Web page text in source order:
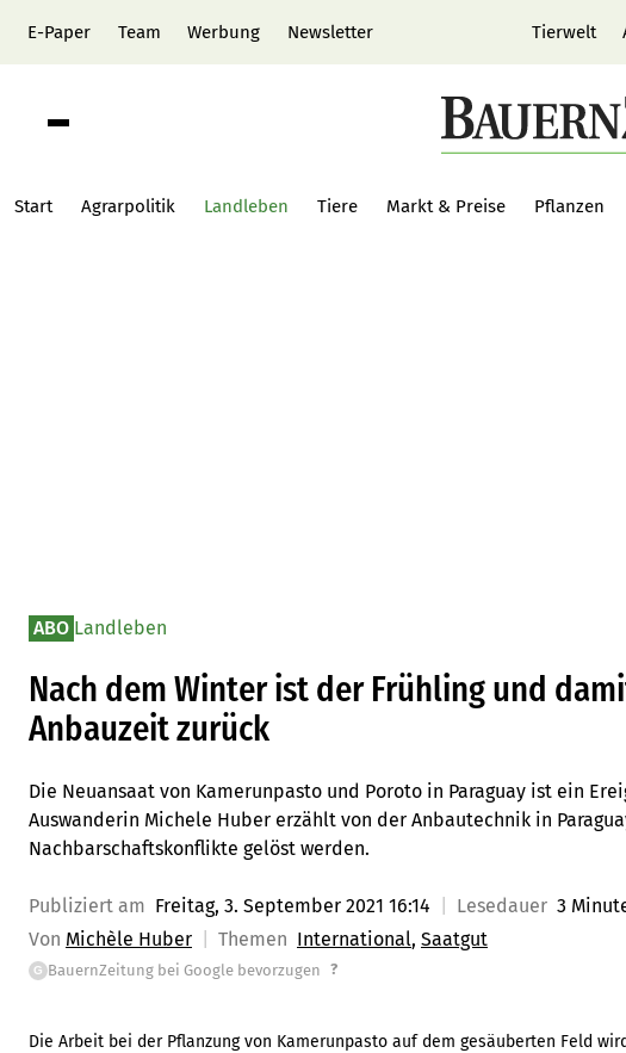
E-Paper Team Werbung Newsletter Tierwelt
Start Agrarpolitik Landleben Tiere Markt & Preise Pflanzen
ABO Landleben
Nach dem Winter ist der Frühling und
Anbauzeit zurück
Die Neuansaat von Kamerunpasto und Poroto in Paraguay ist ein
Auswanderin Michele Huber erzählt von der Anbautechnik in
Nachbarschaftskonflikte gelöst werden.
Publiziert am Freitag, 3. September 2021 16:14 Lesedauer 3
Von Michèle Huber Themen International Saatgut
G BauernZeitung bei Google bevorzugen ?
Die Arbeit bei der Pflanzung von Kamerunpasto auf dem gesäuberten Feld